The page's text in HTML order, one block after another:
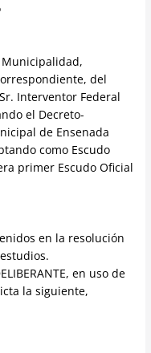
Municipalidad,
del
Interventor Federal
el Decreto-
de Ensenada
como Escudo
primer Escudo Oficial
en la resolución
en uso de
la siguiente,